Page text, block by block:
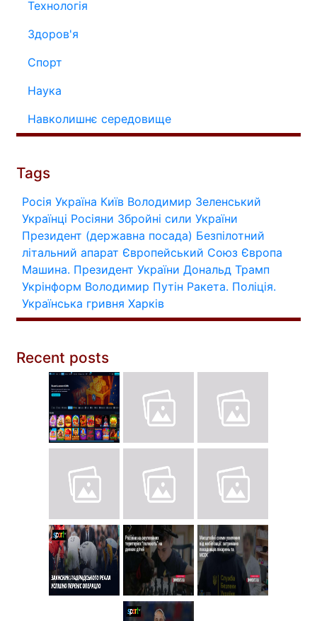
Технологія
Здоров'я
Спорт
Наука
Навколишнє середовище
Tags
Росія Україна Київ Володимир Зеленський
Українці Росіяни Збройні сили України
Президент (державна посада) Безпілотний
літальний апарат Європейський Союз Європа
Машина. Президент України Дональд Трамп
Укрінформ Володимир Путін Ракета. Поліція.
Українська гривня Харків
Recent posts